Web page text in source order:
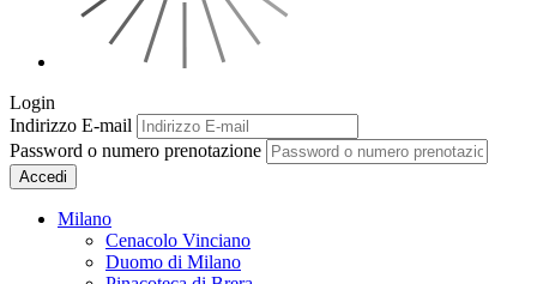
Login
Indirizzo E-mail
Password o numero prenotazione
Accedi
Milano
Cenacolo Vinciano
Duomo di Milano